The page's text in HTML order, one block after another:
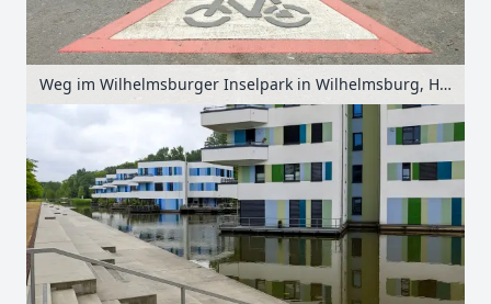
Weg im Wilhelmsburger Inselpark in Wilhelmsburg, Hamburg, Deutschland